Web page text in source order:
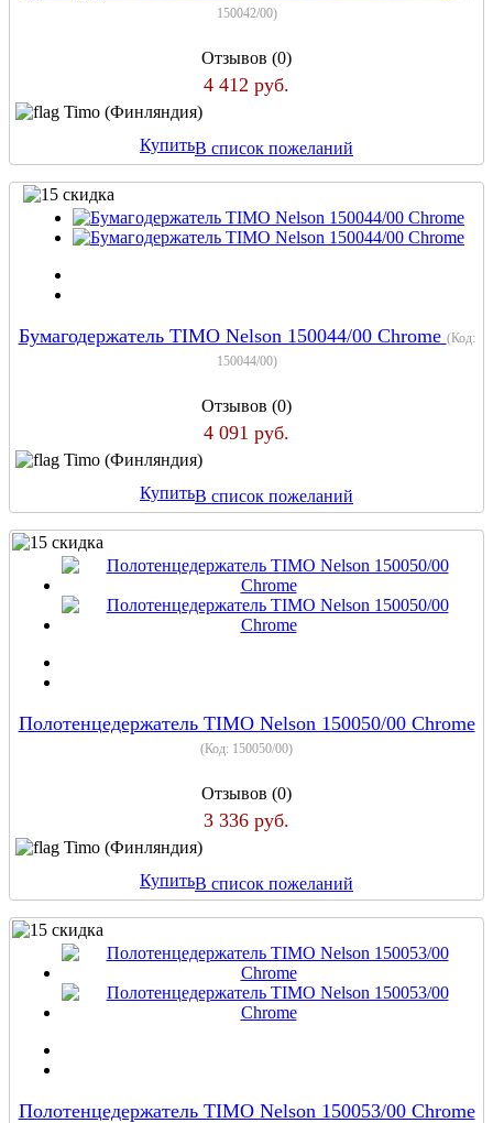
150042/00)
Отзывов (0)
4 412 руб.
Timo (Финляндия)
КупитьВ список пожеланий
Бумагодержатель TIMO Nelson 150044/00 Chrome (Код:
150044/00)
Отзывов (0)
4 091 руб.
Timo (Финляндия)
КупитьВ список пожеланий
Полотенцедержатель TIMO Nelson 150050/00 Chrome
(Код: 150050/00)
Отзывов (0)
3 336 руб.
Timo (Финляндия)
КупитьВ список пожеланий
Полотенцедержатель TIMO Nelson 150053/00 Chrome